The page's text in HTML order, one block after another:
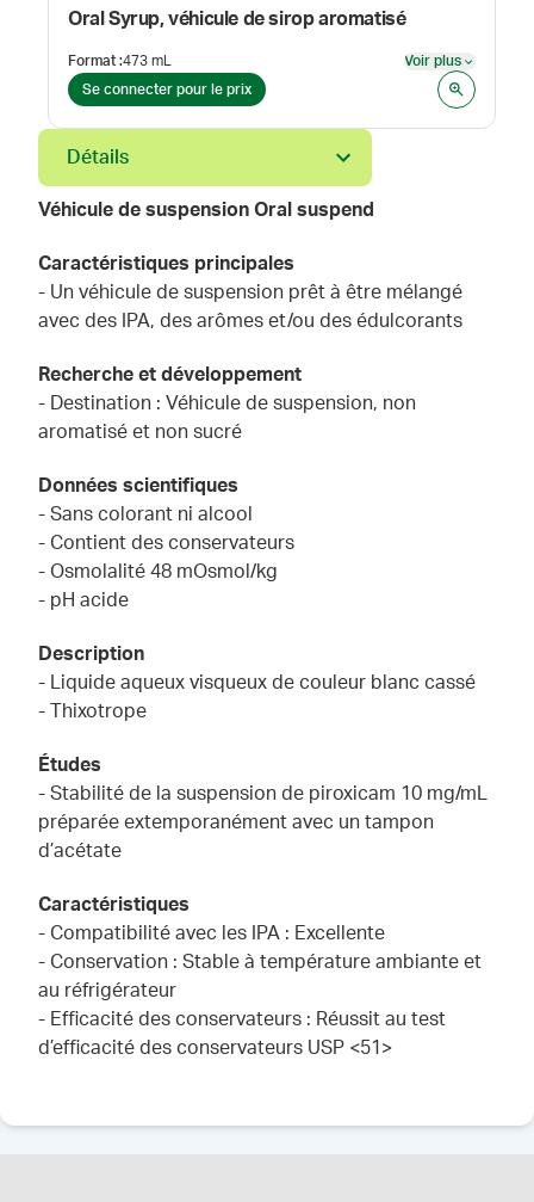
Oral Syrup, véhicule de sirop aromatisé
Format :473 mL Voir plus
Se connecter pour le prix
Détails
Véhicule de suspension Oral suspend
Caractéristiques principales
- Un véhicule de suspension prêt à être mélangé
avec des IPA, des arômes et/ou des édulcorants
Recherche et développement
- Destination : Véhicule de suspension, non
aromatisé et non sucré
Données scientifiques
- Sans colorant ni alcool
- Contient des conservateurs
- Osmolalité 48 mOsmol/kg
- pH acide
Description
- Liquide aqueux visqueux de couleur blanc cassé
- Thixotrope
Études
- Stabilité de la suspension de piroxicam 10 mg/mL
préparée extemporanément avec un tampon
d’acétate
Caractéristiques
- Compatibilité avec les IPA : Excellente
- Conservation : Stable à température ambiante et
au réfrigérateur
- Efficacité des conservateurs : Réussit au test
d’efficacité des conservateurs USP <51>